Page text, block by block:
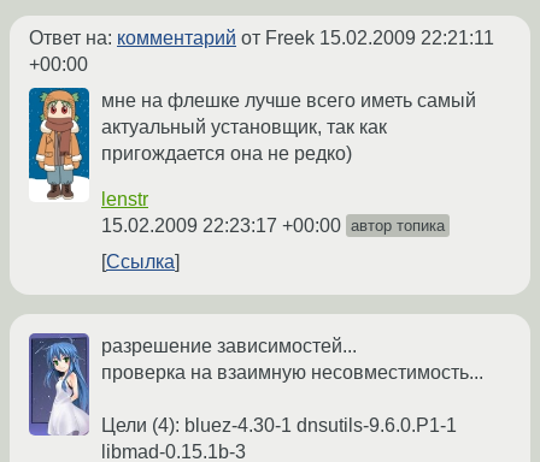
Ответ на: комментарий от Freek 15.02.2009 22:21:11
+00:00
мне на флешке лучше всего иметь самый
актуальный установщик, так как
пригождается она не редко)
lenstr
15.02.2009 22:23:17 +00:00 автор топика
Ссылка
разрешение зависимостей...
проверка на взаимную несовместимость...
Цели (4): bluez-4.30-1 dnsutils-9.6.0.P1-1
libmad-0.15.1b-3